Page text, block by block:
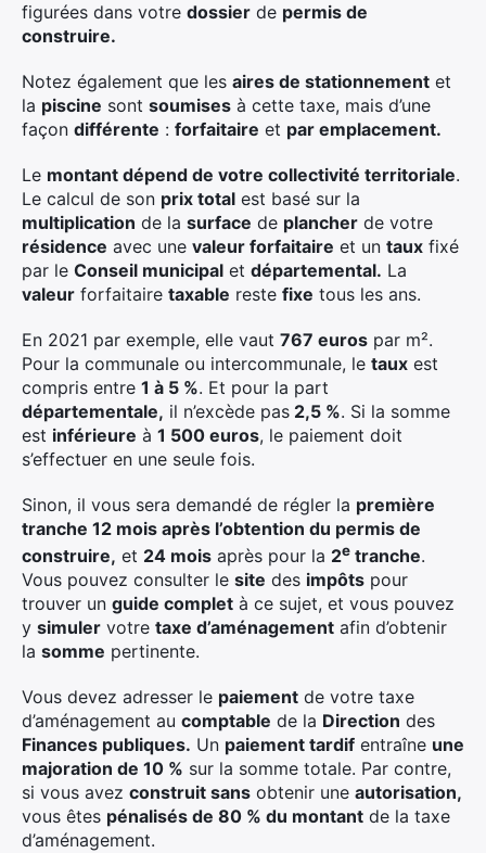
figurées dans votre dossier de permis de
construire.
Notez également que les aires de stationnement et
la piscine sont soumises à cette taxe, mais d’une
façon différente : forfaitaire et par emplacement.
Le montant dépend de votre collectivité territoriale.
Le calcul de son prix total est basé sur la
multiplication de la surface de plancher de votre
résidence avec une valeur forfaitaire et un taux fixé
par le Conseil municipal et départemental. La
valeur forfaitaire taxable reste fixe tous les ans.
En 2021 par exemple, elle vaut 767 euros par m².
Pour la communale ou intercommunale, le taux est
compris entre 1 à 5 %. Et pour la part
départementale, il n’excède pas 2,5 %. Si la somme
est inférieure à 1 500 euros, le paiement doit
s’effectuer en une seule fois.
Sinon, il vous sera demandé de régler la première
tranche 12 mois après l’obtention du permis de
construire, et 24 mois après pour la 2e tranche.
Vous pouvez consulter le site des impôts pour
trouver un guide complet à ce sujet, et vous pouvez
y simuler votre taxe d’aménagement afin d’obtenir
la somme pertinente.
Vous devez adresser le paiement de votre taxe
d’aménagement au comptable de la Direction des
Finances publiques. Un paiement tardif entraîne une
majoration de 10 % sur la somme totale. Par contre,
si vous avez construit sans obtenir une autorisation,
vous êtes pénalisés de 80 % du montant de la taxe
d’aménagement.